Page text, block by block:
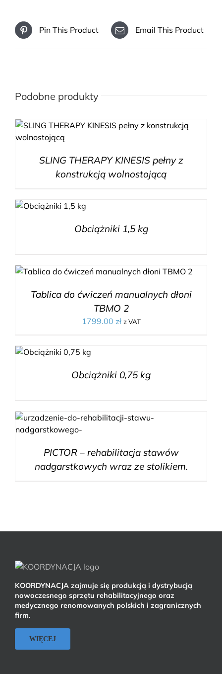
Pin This Product Email This Product
Podobne produkty
SLING THERAPY KINESIS pełny z
konstrukcją wolnostojącą
Obciążniki 1,5 kg
Tablica do ćwiczeń manualnych dłoni
TBMO 2
1799.00 zł z VAT
Obciążniki 0,75 kg
PICTOR – rehabilitacja stawów
nadgarstkowych wraz ze stolikiem.
KOORDYNACJA zajmuje się produkcją i dystrybucją
nowoczesnego sprzętu rehabilitacyjnego oraz
medycznego renomowanych polskich i zagranicznych
firm.
WIĘCEJ